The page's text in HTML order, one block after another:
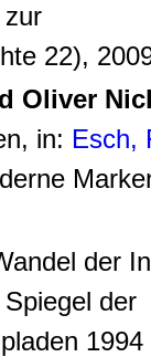
22),
Oliver
in: Esch,
der
Spiegel der
1994